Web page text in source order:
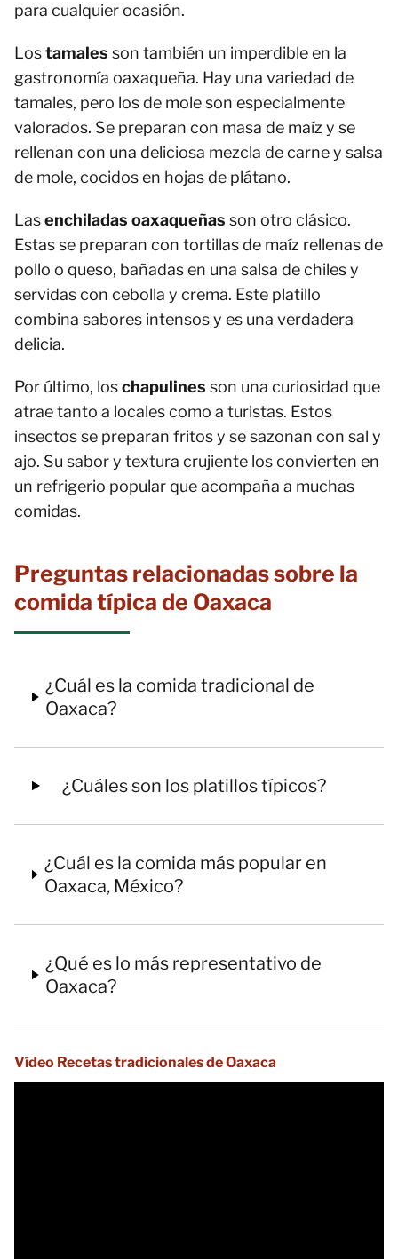
para cualquier ocasión.
Lostamales son también un imperdible en la
gastronomía oaxaqueña. Hay una variedad de
tamales, pero los de mole son especialmente
valorados. Se preparan con masa de maíz y se
rellenan con una deliciosa mezcla de carne y salsa
de mole, cocidos en hojas de plátano.
Lasenchiladas oaxaqueñas son otro clásico.
Estas se preparan con tortillas de maíz rellenas de
pollo o queso, bañadas en una salsa de chiles y
servidas con cebolla y crema. Este platillo
combina sabores intensos y es una verdadera
delicia.
Por último, loschapulines son una curiosidad que
atrae tanto a locales como a turistas. Estos
insectos se preparan fritos y se sazonan con sal y
ajo. Su sabor y textura crujiente los convierten en
un refrigerio popular que acompaña a muchas
comidas.
Preguntas relacionadas sobre la
comida típica de Oaxaca
¿Cuál es la comida tradicional de
Oaxaca?
¿Cuáles son los platillos típicos?
¿Cuál es la comida más popular en
Oaxaca, México?
¿Qué es lo más representativo de
Oaxaca?
Vídeo Recetas tradicionales de Oaxaca